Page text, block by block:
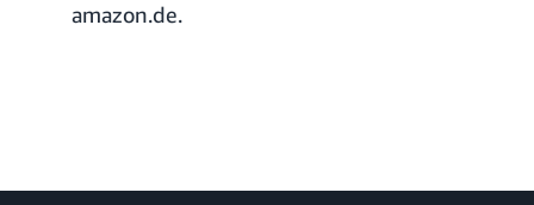
amazon.de.